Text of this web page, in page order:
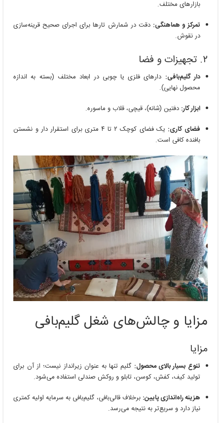
بازارهای مختلف.
تمرکز و هماهنگی: دقت در شمارش تارها برای اجرای صحیح قرینه‌سازی
در نقوش.
۲. تجهیزات و فضا
دار گلیم‌بافی: دارهای فلزی یا چوبی در ابعاد مختلف (بسته به اندازه
محصول نهایی).
ابزار کار: دفتین (شانه)، قیچی، قلاب و ماسوره.
فضای کاری:
یک فضای کوچک ۲ تا ۴ متری برای استقرار دار و نشستن
بافنده کافی است.
مزایا و چالش‌های شغل گلیم‌بافی
مزایا
تنوع بسیار بالای محصول: گلیم تنها به عنوان زیرانداز نیست؛ از آن برای
تولید کیف، کفش، کوسن، تابلو و روکش صندلی استفاده می‌شود.
هزینه راه‌اندازی پایین: برخلاف قالی‌بافی، گلیم‌بافی به سرمایه اولیه کمتری
نیاز دارد و سریع‌تر به نتیجه می‌رسد.